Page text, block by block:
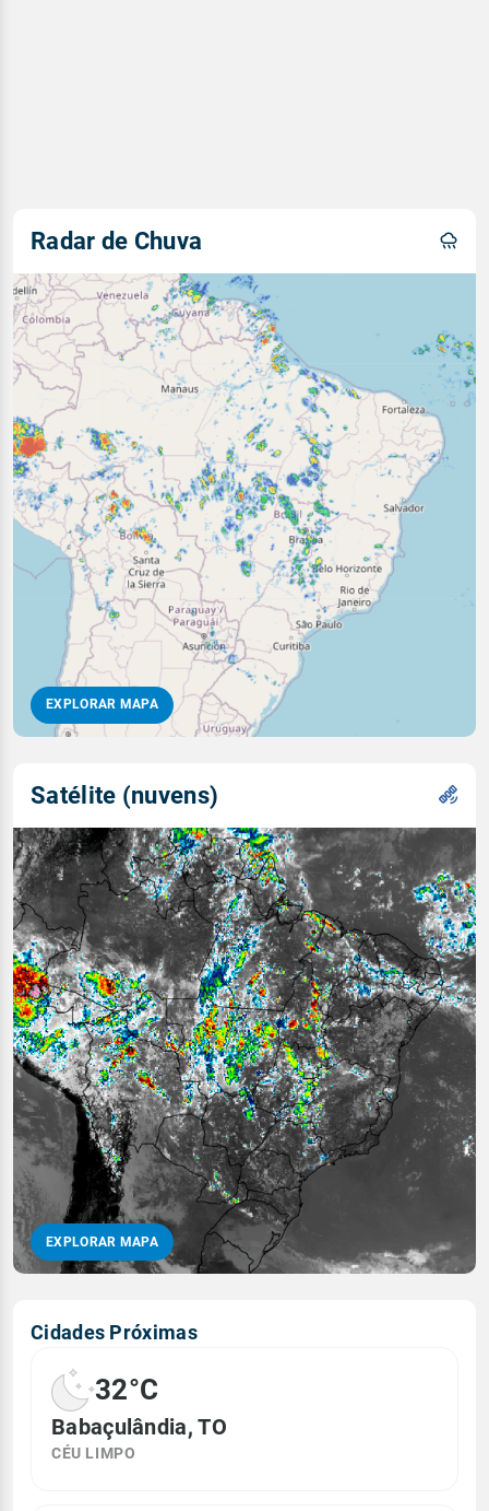
Radar de Chuva
EXPLORAR MAPA
Satélite (nuvens)
EXPLORAR MAPA
Cidades Próximas
32°C
Babaçulândia, TO
CÉU LIMPO